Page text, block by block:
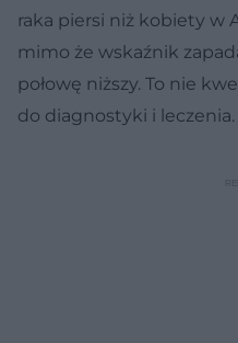
raka piersi niż kobiety w
mimo że wskaźnik
połowę niższy. To nie
do diagnostyki i leczenia.